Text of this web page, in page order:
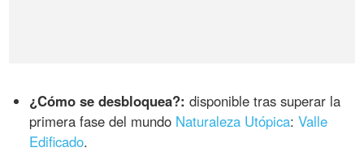
¿Cómo se desbloquea?: disponible tras superar la
primera fase del mundo Naturaleza Utópica:Valle
Edificado.